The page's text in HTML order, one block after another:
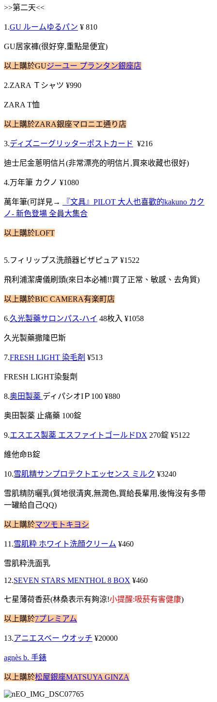
>>第二天<<
1.GU ルームゆるパン ¥ 810
GU居家褲(很好穿,重點是便宜)
以上購於GUジーユー プランタン銀座店
2.ZARA Ｔシャツ ¥990
ZARA T恤
以上購於ZARA銀座マロニエ通り店
3.ディズニーグリッターポストカード ¥216
迪士尼金蔥明信片(非常漂亮的明信片,買來收藏也很好)
4.万年筆 カクノ ¥1080
萬年筆(可詳見→
『文具』PILOT 大人也喜歡的kakuno カク
ノ- 新色登場 全員大集合
以上購於LOFT
5.フィリップス洗顔器ビザピュア ¥1522
飛利浦潔膚儀刷頭(來日本必補!!買了正常、敏感、去角質)
以上購於BIC CAMERA有楽町店
6.久光製藥サロンパス-ハイ 48枚入 ¥1058
久光製藥撒隆巴斯
7.FRESH LIGHT 染毛剤 ¥513
FRESH LIGHT染髮劑
8.奥田製薬 ディパシオIＰ100 ¥880
奥田製薬 止痛藥 100錠
9.エスエス製薬 エスファイトゴールドDX 270錠 ¥5122
維他命B錠
10.雪肌精サンプロテクトエッセンス ミルク ¥3240
雪肌精防曬乳(質地很清爽,無潤色,買給長輩用,後悔沒有多帶
一罐給自己QQ)
以上購於マツモトキヨシ
11.雪肌粋 ホワイト洗顔クリーム ¥460
雪肌粋洗面乳
12.SEVEN STARS MENTHOL 8 BOX ¥460
七星薄荷香菸(林桑表示有夠涼!小提醒:吸菸有害健康)
以上購於7プレミアム
13.アニエスベー ウオッチ ¥20000
agnès b. 手錶
以上購於松屋銀座MATSUYA GINZA